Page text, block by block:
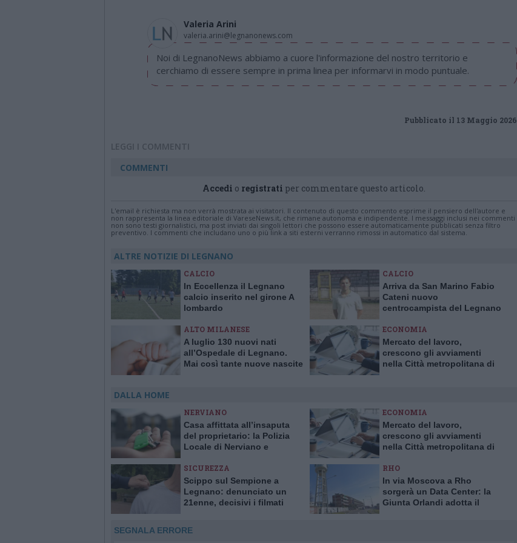
Valeria Arini
valeria.arini@legnanonews.com
Noi di LegnanoNews abbiamo a cuore l'informazione del nostro territorio e
cerchiamo di essere sempre in prima linea per informarvi in modo puntuale.
Pubblicato il 13 Maggio 2026
LEGGI I COMMENTI
COMMENTI
Accedi o registrati per commentare questo articolo.
L'email è richiesta ma non verrà mostrata ai visitatori. Il contenuto di questo commento esprime il pensiero dell'autore e
non rappresenta la linea editoriale di VareseNews.it, che rimane autonoma e indipendente. I messaggi inclusi nei commenti
non sono testi giornalistici, ma post inviati dai singoli lettori che possono essere automaticamente pubblicati senza filtro
preventivo. I commenti che includano uno o più link a siti esterni verranno rimossi in automatico dal sistema.
ALTRE NOTIZIE DI LEGNANO
CALCIO
In Eccellenza il Legnano
calcio inserito nel girone A
lombardo
CALCIO
Arriva da San Marino Fabio
Cateni nuovo
centrocampista del Legnano
ALTO MILANESE
A luglio 130 nuovi nati
all’Ospedale di Legnano.
Mai così tante nuove nascite
ECONOMIA
Mercato del lavoro,
crescono gli avviamenti
nella Città metropolitana di
DALLA HOME
NERVIANO
Casa affittata all’insaputa
del proprietario: la Polizia
Locale di Nerviano e
ECONOMIA
Mercato del lavoro,
crescono gli avviamenti
nella Città metropolitana di
SICUREZZA
Scippo sul Sempione a
Legnano: denunciato un
21enne, decisivi i filmati
RHO
In via Moscova a Rho
sorgerà un Data Center: la
Giunta Orlandi adotta il
SEGNALA ERRORE